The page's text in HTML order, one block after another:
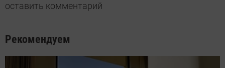
оставить комментарий
Рекомендуем